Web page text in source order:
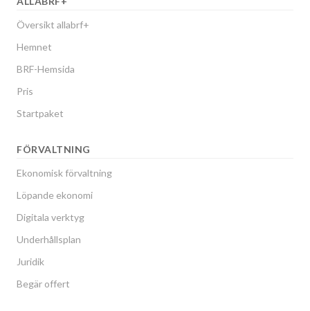
Översikt allabrf+
Hemnet
BRF-Hemsida
Pris
Startpaket
FÖRVALTNING
Ekonomisk förvaltning
Löpande ekonomi
Digitala verktyg
Underhållsplan
Juridik
Begär offert